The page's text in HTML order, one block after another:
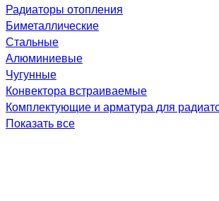
Радиаторы отопления
Биметаллические
Стальные
Алюминиевые
Чугунные
Конвектора встраиваемые
Комплектующие и арматура для
Показать все